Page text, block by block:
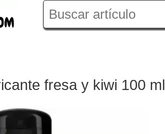
fresa y kiwi 100 ml